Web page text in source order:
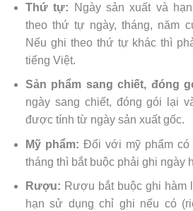
Thứ tự:
Ngày sản xuất và
theo thứ tự ngày, tháng, năm
Nếu ghi theo thứ tự khác thì
tiếng Việt.
Sản phẩm sang chiết, đóng
ngày sang chiết, đóng gói lại
được tính từ ngày sản xuất gốc.
Mỹ phẩm: Đối với mỹ phẩm
tháng thì bắt buộc phải ghi ngày
Rượu: Rượu bắt buộc ghi hàm
hạn sử dụng chỉ ghi nếu có